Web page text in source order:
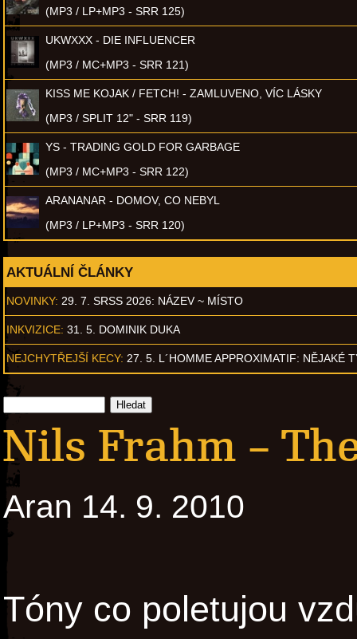
(MP3 / LP+MP3 - SRR 125)
UKWXXX - DIE INFLUENCER
(MP3 / MC+MP3 - SRR 121)
KISS ME KOJAK / FETCH! - ZAMLUVENO, VÍC LÁSKY
(MP3 / SPLIT 12" - SRR 119)
YS - TRADING GOLD FOR GARBAGE
(MP3 / MC+MP3 - SRR 122)
ARANANAR - DOMOV, CO NEBYL
(MP3 / LP+MP3 - SRR 120)
AKTUÁLNÍ ČLÁNKY
NOVINKY: 29. 7. SRSS 2026: NÁZEV ~ MÍSTO
INKVIZICE: 31. 5. DOMINIK DUKA
NEJCHYTŘEJŠÍ KECY: 27. 5. L´HOMME APPROXIMATIF: NĚJAKÉ
Nils Frahm –
Aran 14. 9. 2010
Tóny co poletujou